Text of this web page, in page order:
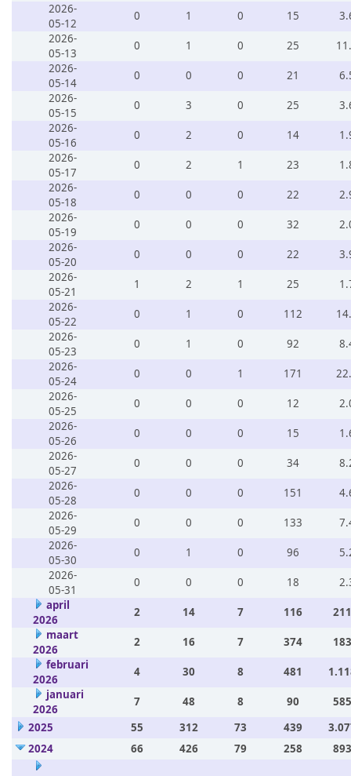
2026-
05-12
0 1 0 15
2026-
05-13
0 1 0 25
2026-
05-14
0 0 0 21
2026-
05-15
0 3 0 25
2026-
05-16
0 2 0 14
2026-
05-17
0 2 1 23
2026-
05-18
0 0 0 22
2026-
05-19
0 0 0 32
2026-
05-20
0 0 0 22
2026-
05-21
1 2 1 25
2026-
05-22
0 1 0 112
2026-
05-23
0 1 0 92
2026-
05-24
0 0 1 171
2026-
05-25
0 0 0 12
2026-
05-26
0 0 0 15
2026-
05-27
0 0 0 34
2026-
05-28
0 0 0 151
2026-
05-29
0 0 0 133
2026-
05-30
0 1 0 96
2026-
05-31
0 0 0 18
april
2026
2 14 7 116
maart
2026
2 16 7 374
februari
2026
4 30 8 481
januari
2026
7 48 8 90
2025
55 312 73 439
2024
66 426 79 258